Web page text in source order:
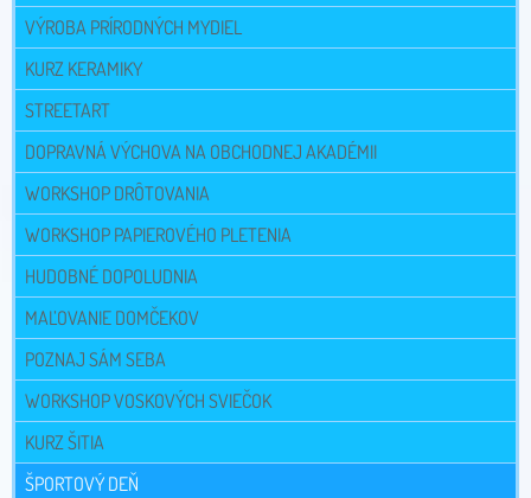
VÝROBA PRÍRODNÝCH MYDIEL
KURZ KERAMIKY
STREETART
DOPRAVNÁ VÝCHOVA NA OBCHODNEJ AKADÉMII
WORKSHOP DRÔTOVANIA
WORKSHOP PAPIEROVÉHO PLETENIA
HUDOBNÉ DOPOLUDNIA
MAĽOVANIE DOMČEKOV
POZNAJ SÁM SEBA
WORKSHOP VOSKOVÝCH SVIEČOK
KURZ ŠITIA
ŠPORTOVÝ DEŇ